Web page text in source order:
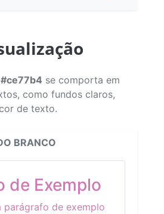
#ce77b4 se comporta em
como fundos claros,
de texto.
BRANCO
de Exemplo
parágrafo de exemplo